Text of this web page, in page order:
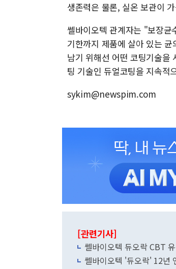
생존력은 물론, 실온 보관이
쎌바이오텍 관계자는 "보장균
기한까지 제품에 살아 있는
남기 위해선 어떤 코팅기술을
팅 기술인 듀얼코팅을 지속적
sykim@newspim.com
[관련기사]
쎌바이오텍 듀오락 CBT
쎌바이오텍 '듀오락' 12년